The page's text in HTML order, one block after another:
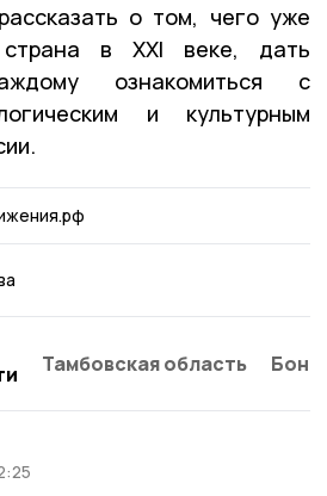
о том, чего уже
в XXI веке, дать
ознакомиться с
и культурным
Тамбовская область